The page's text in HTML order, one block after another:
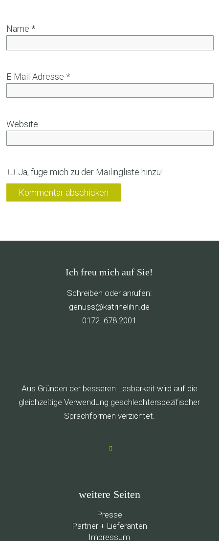
Name *
E-Mail-Adresse *
Website
Ja, füge mich zu der Mailingliste hinzu!
Ich freu mich auf Sie!
Schreiben oder anrufen:
ed.nh
ileni
rtak@
ssune
g
0172. 678 2001
Aus Gründen der besseren Lesbarkeit wird auf die
gleichzeitige Verwendung geschlechterspezifischer
Sprachformen verzichtet.
weitere Seiten
Presse
Partner + Lieferanten
Impressum